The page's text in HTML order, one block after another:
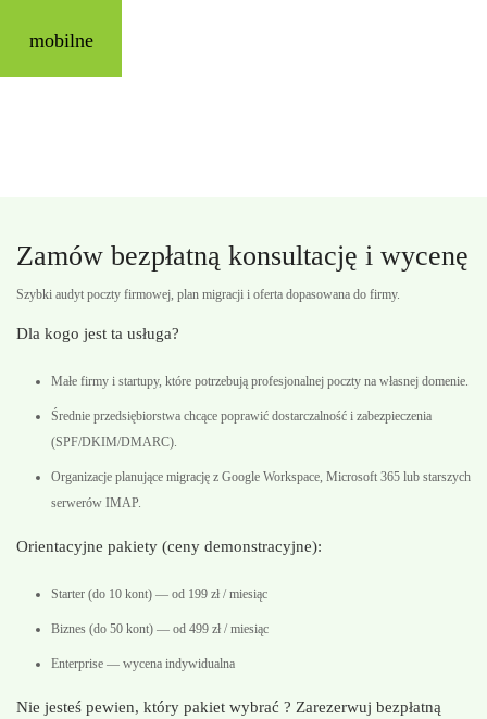
mobilne
Zamów bezpłatną konsultację i wycenę
Szybki audyt poczty firmowej, plan migracji i oferta dopasowana do firmy.
Dla kogo jest ta usługa?
Małe firmy i startupy, które potrzebują profesjonalnej poczty na własnej domenie.
Średnie przedsiębiorstwa chcące poprawić dostarczalność i zabezpieczenia
(SPF/DKIM/DMARC).
Organizacje planujące migrację z Google Workspace, Microsoft 365 lub starszych
serwerów IMAP.
Orientacyjne pakiety (ceny demonstracyjne):
Starter (do 10 kont) — od 199 zł / miesiąc
Biznes (do 50 kont) — od 499 zł / miesiąc
Enterprise — wycena indywidualna
Nie jesteś pewien, który pakiet wybrać ? Zarezerwuj bezpłatną